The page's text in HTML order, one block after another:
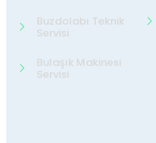
Buzdolabı Teknik
Servisi
Bulaşık Makinesi
Servisi